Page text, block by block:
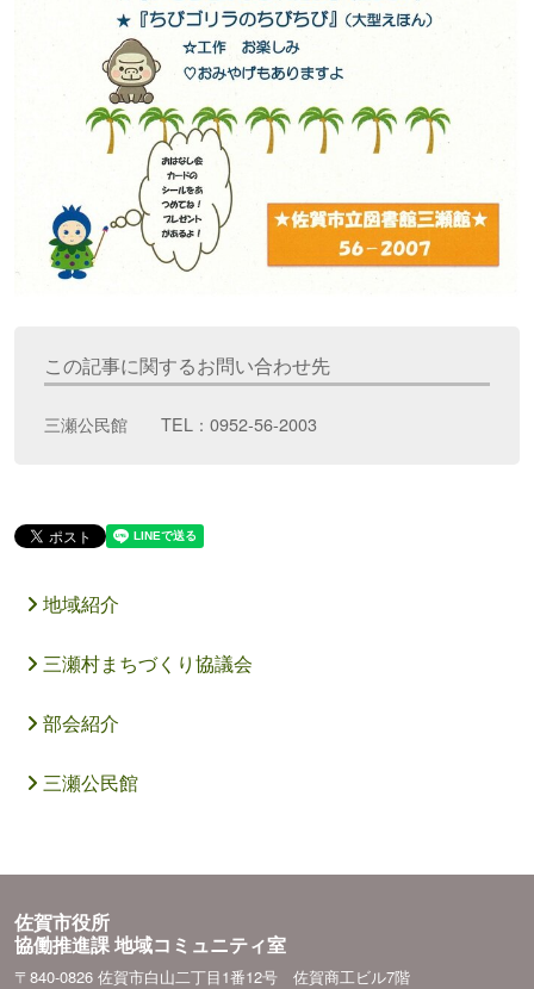
この記事に関するお問い合わせ先
三瀬公民館 TEL：0952-56-2003
地域紹介
三瀬村まちづくり協議会
部会紹介
三瀬公民館
佐賀市役所
協働推進課 地域コミュニティ室
〒840-0826 佐賀市白山二丁目1番12号 佐賀商工ビル7階